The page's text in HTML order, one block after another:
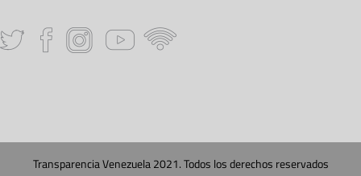
Transparencia Venezuela 2021. Todos los derechos reservados